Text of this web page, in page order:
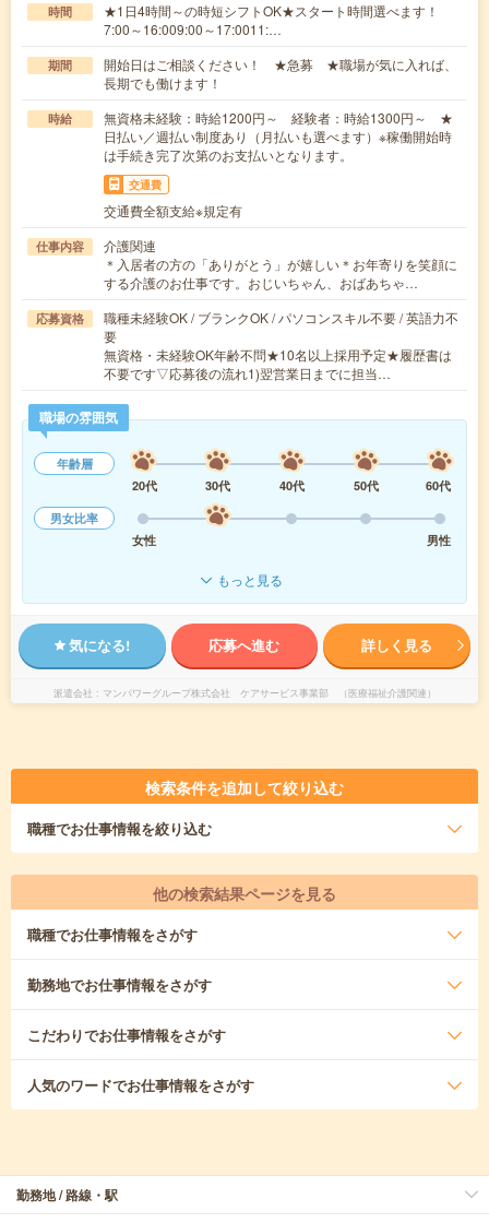
時間
★1日4時間～の時短シフトOK★スタート時間選べます！
7:00～16:009:00～17:0011:…
期間
開始日はご相談ください！ ★急募 ★職場が気に入れば、
長期でも働けます！
時給
無資格未経験：時給1200円～ 経験者：時給1300円～ ★
日払い／週払い制度あり（月払いも選べます）※稼働開始時
は手続き完了次第のお支払いとなります。
交通費
交通費全額支給※規定有
仕事内容
介護関連
＊入居者の方の「ありがとう」が嬉しい＊お年寄りを笑顔に
する介護のお仕事です。おじいちゃん、おばあちゃ…
応募資格
職種未経験OK / ブランクOK / パソコンスキル不要 / 英語力不
要
無資格・未経験OK年齢不問★10名以上採用予定★履歴書は
不要です▽応募後の流れ1)翌営業日までに担当…
職場の雰囲気
年齢層
20代
30代 40代 50代
60代
男女比率
女性
男性
もっと見る
気になる! 応募へ進む 詳しく見る
派遣会社 マンパワーグループ株式会社 ケアサービス事業部 （医療福祉介護関連）
検索条件を追加して絞り込む
職種でお仕事情報を絞り込む
他の検索結果ページを見る
職種でお仕事情報をさがす
勤務地でお仕事情報をさがす
こだわりでお仕事情報をさがす
人気のワードでお仕事情報をさがす
勤務地 / 路線・駅